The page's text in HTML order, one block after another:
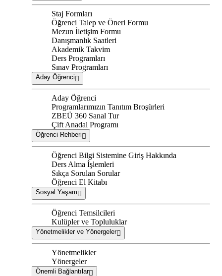
Staj Formları
Öğrenci Talep ve Öneri Formu
Mezun İletişim Formu
Danışmanlık Saatleri
Akademik Takvim
Ders Programları
Sınav Programları
Aday Öğrenci
Aday Öğrenci
Programlarımızın Tanıtım Broşürleri
ZBEÜ 360 Sanal Tur
Çift Anadal Programı
Öğrenci Rehberi
Öğrenci Bilgi Sistemine Giriş Hakkında
Ders Alma İşlemleri
Sıkça Sorulan Sorular
Öğrenci El Kitabı
Sosyal Yaşam
Öğrenci Temsilcileri
Kulüpler ve Topluluklar
Yönetmelikler ve Yönergeler
Yönetmelikler
Yönergeler
Önemli Bağlantılar